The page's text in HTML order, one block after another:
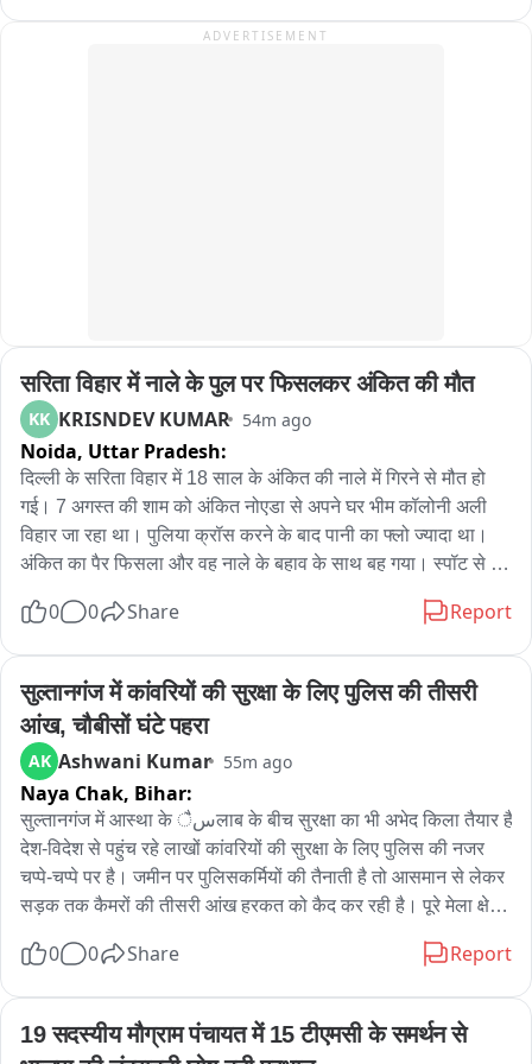
ADVERTISEMENT
सरिता विहार में नाले के पुल पर फिसलकर अंकित की मौत
KK KRISNDEV KUMAR 54m ago
Noida, Uttar Pradesh:
दिल्ली के सरिता विहार में 18 साल के अंकित की नाले में गिरने से मौत हो
गई। 7 अगस्त की शाम को अंकित नोएडा से अपने घर भीम कॉलोनी अली
विहार जा रहा था। पुलिया क्रॉस करने के बाद पानी का फ्लो ज्यादा था।
अंकित का पैर फिसला और वह नाले के बहाव के साथ बह गया। स्पॉट से
0 0 Share Report
सुल्तानगंज में कांवरियों की सुरक्षा के लिए पुलिस की तीसरी
आंख, चौबीसों घंटे पहरा
AK Ashwani Kumar 55m ago
Naya Chak, Bihar:
सुल्तानगंज में आस्था के سैलाब के बीच सुरक्षा का भी अभेद किला तैयार है।
देश-विदेश से पहुंच रहे लाखों कांवरियों की सुरक्षा के लिए पुलिस की नजर
चप्पे-चप्पे पर है। जमीन पर पुलिसकर्मियों की तैनाती है तो आसमान से लेकर
सड़क तक कैमरों की तीसरी आंख हरकत को कैद कर रही है। पूरे मेला क्षेत्र
जिनमें दर्जनों हाईटेक एआई कैमरे भी शामिल हैं।
सुल्तानगंज थाना परिसर में बने सीसीटीवी सर्विलांस कंट्रोल रूम से 24 घंटे
पूरे मेला क्षेत्र की निगरानी की जा रही है। सीनियर एसपी प्रमोद कुमार
0 0 Share Report
19 सदस्यीय मौग्राम पंचायत में 15 टीएमसी के समर्थन से